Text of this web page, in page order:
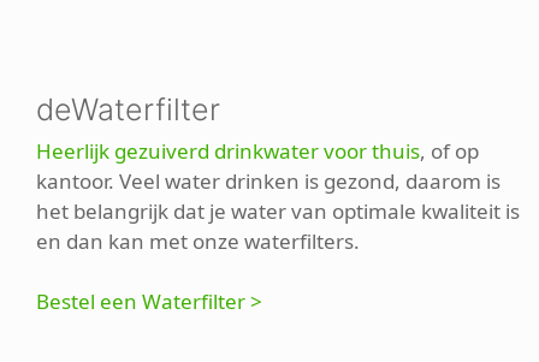
deWaterfilter
Heerlijk gezuiverd drinkwater voor thuis, of op
kantoor. Veel water drinken is gezond, daarom is
het belangrijk dat je water van optimale kwaliteit is
en dan kan met onze waterfilters.
Bestel een Waterfilter >